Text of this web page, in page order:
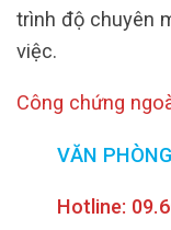
trình độ chuyên
việc.
Công chứng
VĂN
Hotline: